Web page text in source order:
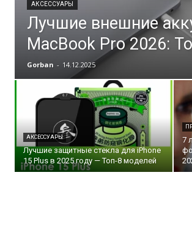
АКСЕССУАРЫ
Лучшие внешние
MacBook Pro 2026:
Gorban - 14.12.2025
АКСЕССУАРЫ
Лучшие защитные стекла для iPhone
15 Plus в 2025 году — Топ-8 моделей
7